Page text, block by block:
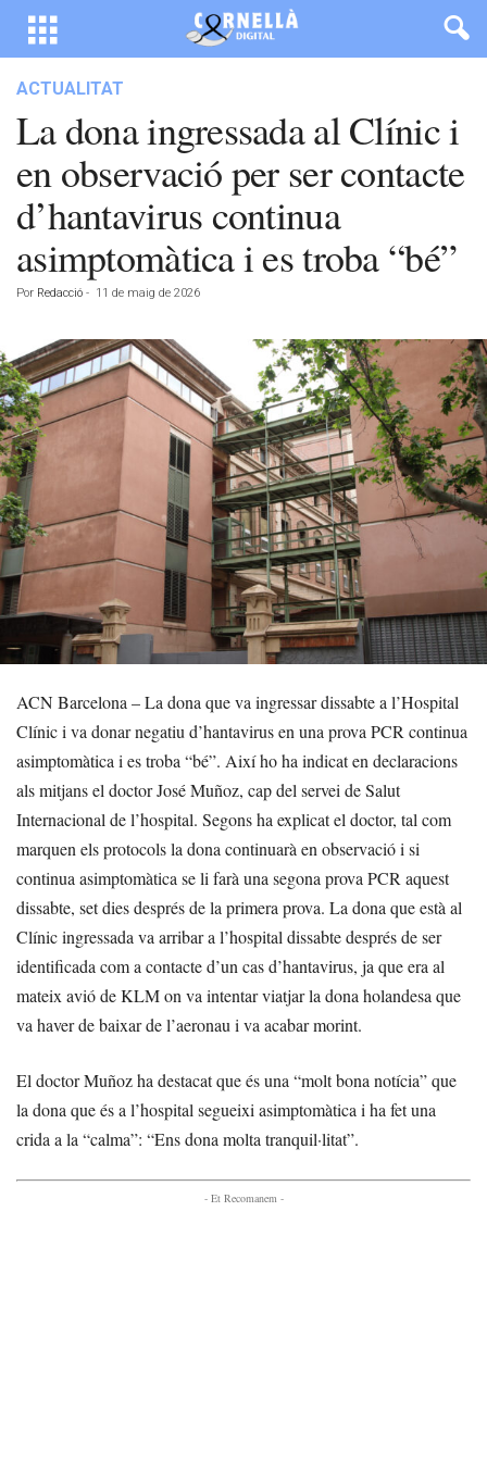
ACTUALITAT
La dona ingressada al Clínic i
en observació per ser contacte
d’hantavirus continua
asimptomàtica i es troba “bé”
Por Redacció - 11 de maig de 2026
ACN Barcelona – La dona que va ingressar dissabte a l’Hospital
Clínic i va donar negatiu d’hantavirus en una prova PCR continua
asimptomàtica i es troba “bé”. Així ho ha indicat en declaracions
als mitjans el doctor José Muñoz, cap del servei de Salut
Internacional de l’hospital. Segons ha explicat el doctor, tal com
marquen els protocols la dona continuarà en observació i si
continua asimptomàtica se li farà una segona prova PCR aquest
dissabte, set dies després de la primera prova. La dona que està al
Clínic ingressada va arribar a l’hospital dissabte després de ser
identificada com a contacte d’un cas d’hantavirus, ja que era al
mateix avió de KLM on va intentar viatjar la dona holandesa que
va haver de baixar de l’aeronau i va acabar morint.
El doctor Muñoz ha destacat que és una “molt bona notícia” que
la dona que és a l’hospital segueixi asimptomàtica i ha fet una
crida a la “calma”: “Ens dona molta tranquil·litat”.
- Et Recomanem -